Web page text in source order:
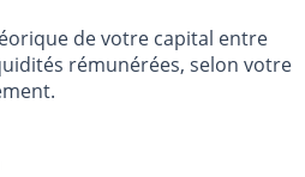
de votre capital entre
rémunérées, selon votre